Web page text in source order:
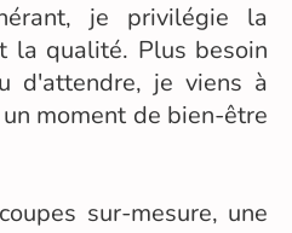
je privilégie la
la qualité. Plus besoin
d'attendre, je viens à
moment de bien-être
sur-mesure, une